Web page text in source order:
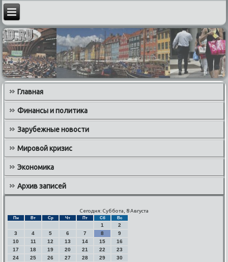
Главная
Финансы и политика
Зарубежные новости
Мировой кризис
Экономика
Архив записей
Сегодня: Суббота, 8 Августа
Пн Вт Ср Чт Пт Сб Вс
1
2
3
4 5 6 7 8
9
10
11 12 13 14 15
16
17
18 19 20 21 22
23
24
25 26 27 28 29
30